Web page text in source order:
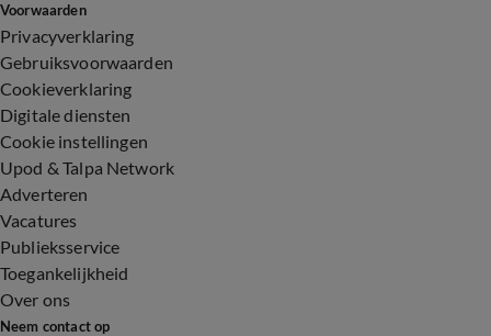
Voorwaarden
Privacyverklaring
Gebruiksvoorwaarden
Cookieverklaring
Digitale diensten
Cookie instellingen
Upod & Talpa Network
Adverteren
Vacatures
Publieksservice
Toegankelijkheid
Over ons
Neem contact op